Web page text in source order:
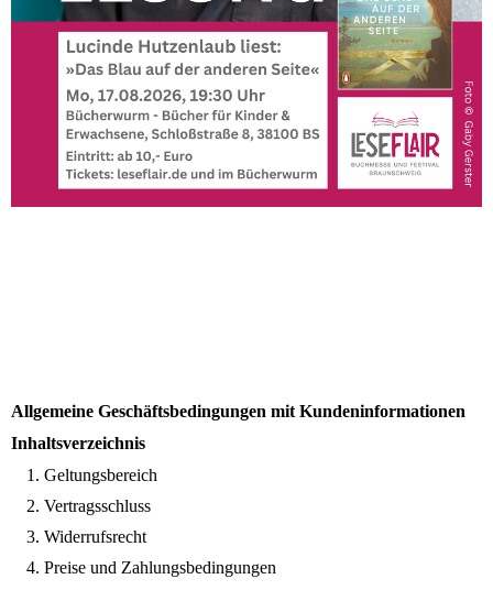
Allgemeine Geschäftsbedingungen mit Kundeninformationen
Inhaltsverzeichnis
Geltungsbereich
Vertragsschluss
Widerrufsrecht
Preise und Zahlungsbedingungen